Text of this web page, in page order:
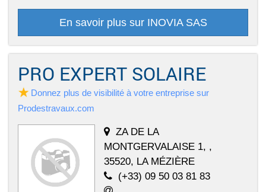
En savoir plus sur INOVIA SAS
PRO EXPERT SOLAIRE
Donnez plus de visibilité à votre entreprise sur
Prodestravaux.com
ZA DE LA
MONTGERVALAISE 1, ,
35520, LA MÉZIÈRE
(+33) 09 50 03 81 83